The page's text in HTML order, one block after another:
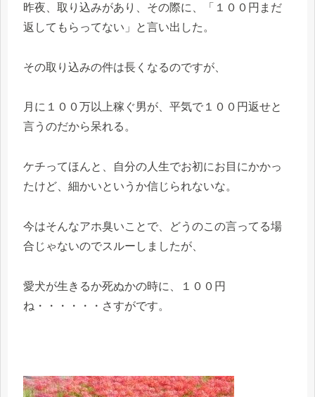
昨夜、取り込みがあり、その際に、「１００円まだ
返してもらってない」と言い出した。
その取り込みの件は長くなるのですが、
月に１００万以上稼ぐ男が、平気で１００円返せと
言うのだから呆れる。
ケチってほんと、自分の人生でお初にお目にかかっ
たけど、細かいというか信じられないな。
今はそんなアホ臭いことで、どうのこの言ってる場
合じゃないのでスルーしましたが、
愛犬が生きるか死ぬかの時に、１００円
ね・・・・・・さすがです。